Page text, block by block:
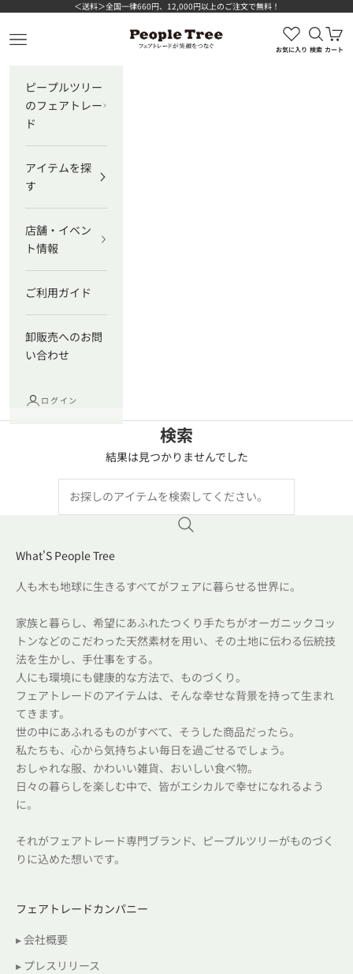
コンテンツへスキップ＜送料＞全国一律660円、12,000円以上のご注文で無料！
ピープルツリー公式オンラインショップ
メニューを開く
お気に入り
検索を
検索
カ
カート
ピープルツリー
のフェアトレー
ド
アイテムを探
す
店舗・イベン
ト情報
ご利用ガイド
卸販売へのお問
い合わせ
ログイン
検索
結果は見つかりませんでした
What'S People Tree
人も木も地球に生きるすべてがフェアに暮らせる世界に。
家族と暮らし、希望にあふれたつくり手たちがオーガニックコッ
トンなどのこだわった天然素材を用い、その土地に伝わる伝統技
法を生かし、手仕事をする。
人にも環境にも健康的な方法で、ものづくり。
フェアトレードのアイテムは、そんな幸せな背景を持って生まれ
てきます。
世の中にあふれるものがすべて、そうした商品だったら。
私たちも、心から気持ちよい毎日を過ごせるでしょう。
おしゃれな服、かわいい雑貨、おいしい食べ物。
日々の暮らしを楽しむ中で、皆がエシカルで幸せになれるよう
に。
それがフェアトレード専門ブランド、ピープルツリーがものづく
りに込めた想いです。
フェアトレードカンパニー
▸ 会社概要
▸ プレスリリース